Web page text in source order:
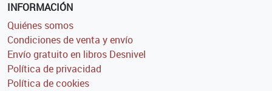
INFORMACIÓN
Quiénes somos
Condiciones de venta y envío
Envío gratuito en libros Desnivel
Política de privacidad
Política de cookies